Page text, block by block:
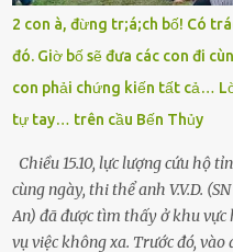
tôi chỉ có một lựa chọn duy
rút tờ giấy báo dự thi nhét túi
Chạy không ngừng. Qua ngã...
2 con à, đừng tr;á;ch bố! Có
đó. Giờ bố sẽ đưa các con đi
con phải chứng kiến tất cả…
tự tay… trên cầu Bến Thủy
Chiều 15.10, lực lượng cứu hộ
cùng ngày, thi thể anh V.V.D.
An) đã được tìm thấy ở khu
vụ việc không xa. Trước đó, vào